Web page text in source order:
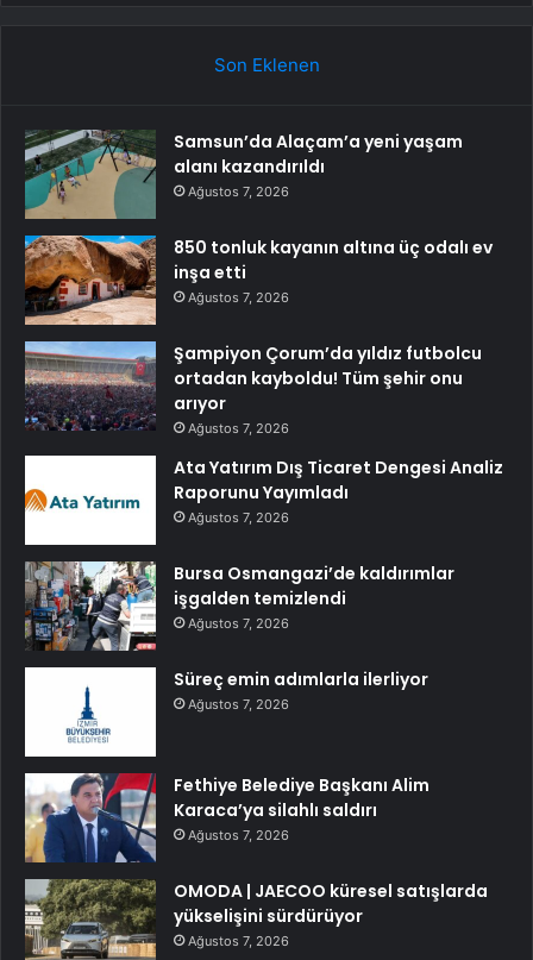
Son Eklenen
Samsun’da Alaçam’a yeni yaşam
alanı kazandırıldı
Ağustos 7, 2026
850 tonluk kayanın altına üç odalı ev
inşa etti
Ağustos 7, 2026
Şampiyon Çorum’da yıldız futbolcu
ortadan kayboldu! Tüm şehir onu
arıyor
Ağustos 7, 2026
Ata Yatırım Dış Ticaret Dengesi Analiz
Raporunu Yayımladı
Ağustos 7, 2026
Bursa Osmangazi’de kaldırımlar
işgalden temizlendi
Ağustos 7, 2026
Süreç emin adımlarla ilerliyor
Ağustos 7, 2026
Fethiye Belediye Başkanı Alim
Karaca’ya silahlı saldırı
Ağustos 7, 2026
OMODA | JAECOO küresel satışlarda
yükselişini sürdürüyor
Ağustos 7, 2026